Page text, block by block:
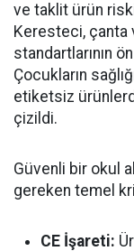
ve taklit ürün
Keresteci, çanta
standartlarının
Çocukların
etiketsiz
çizildi.
Güvenli bir okul
gereken temel
CE İşareti: